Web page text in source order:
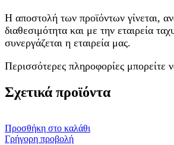
Η αποστολή των προϊόντων γίνεται,
διαθεσιμότητα και με την εταιρεία
συνεργάζεται η εταιρεία μας.
Περισσότερες πληροφορίες μπορείτε
Σχετικά προϊόντα
Προσθήκη στο καλάθι
Γρήγορη προβολή